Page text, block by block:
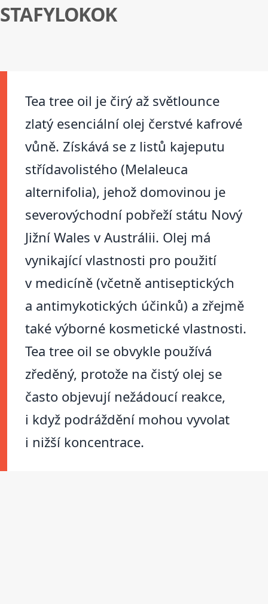
STAFYLOKOK
Tea tree oil je čirý až světlounce
zlatý esenciální olej čerstvé kafrové
vůně. Získává se z listů kajeputu
střídavolistého (Melaleuca
alternifolia), jehož domovinou je
severovýchodní pobřeží státu Nový
Jižní Wales v Austrálii. Olej má
vynikající vlastnosti pro použití
v medicíně (včetně antiseptických
a antimykotických účinků) a zřejmě
také výborné kosmetické vlastnosti.
Tea tree oil se obvykle používá
zředěný, protože na čistý olej se
často objevují nežádoucí reakce,
i když podráždění mohou vyvolat
i nižší koncentrace.